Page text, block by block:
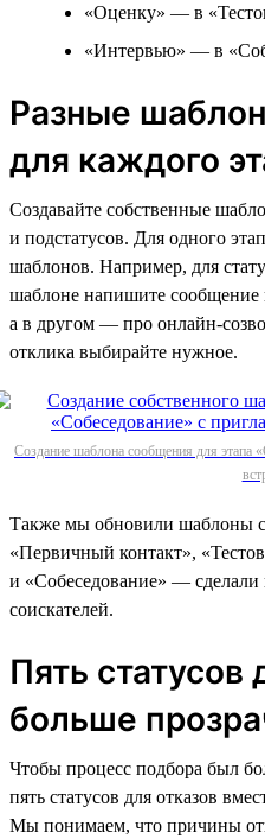
«Оценку» — в
«Интервью» — в
Разные
для каждого
Создавайте собственные
и подстатусов. Для одного
шаблонов. Например, для
шаблоне напишите сообщение
а в другом — про онлайн-
отклика выбирайте нужное.
Создание шаблона сообщения для этапа
Также мы обновили шаблоны
«Первичный контакт»,
и «Собеседование» —
соискателей.
Пять статусов
больше
Чтобы процесс подбора был
пять статусов для отказов
Мы понимаем, что причины